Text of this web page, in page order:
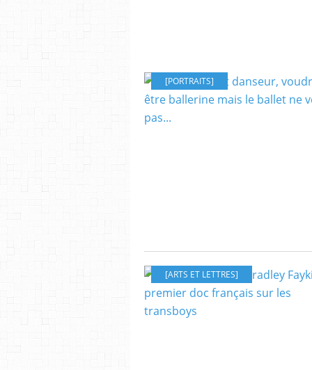
[PORTRAITS]
[ARTS ET LETTRES]